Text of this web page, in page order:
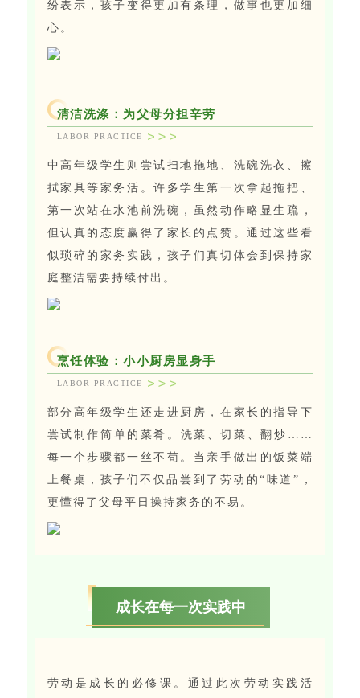
纷表示，孩子变得更加有条理，做事也更加细
心。
清洁洗涤：为父母分担辛劳
LABOR PRACTICE
中高年级学生则尝试扫地拖地、洗碗洗衣、擦
拭家具等家务活。许多学生第一次拿起拖把、
第一次站在水池前洗碗，虽然动作略显生疏，
但认真的态度赢得了家长的点赞。通过这些看
似琐碎的家务实践，孩子们真切体会到保持家
庭整洁需要持续付出。
烹饪体验：小小厨房显身手
LABOR PRACTICE
部分高年级学生还走进厨房，在家长的指导下
尝试制作简单的菜肴。洗菜、切菜、翻炒……
每一个步骤都一丝不苟。当亲手做出的饭菜端
上餐桌，孩子们不仅品尝到了劳动的“味道”，
更懂得了父母平日操持家务的不易。
成长在每一次实践中
劳动是成长的必修课。通过此次劳动实践活